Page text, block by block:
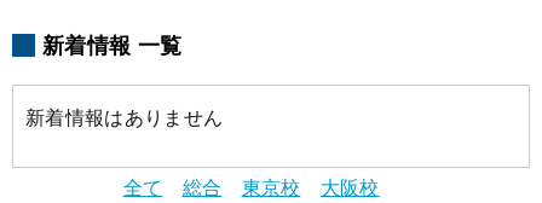
スタッフ紹介
アクセスマップ
在校生の声
スタッフ紹介
新着情報 一覧
新着情報はありません
全て 総合 東京校 大阪校